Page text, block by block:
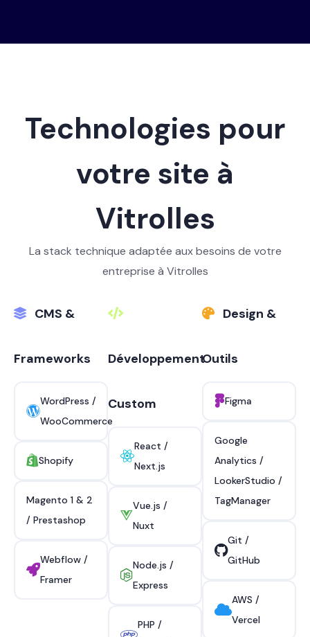
Technologies pour
votre site à
Vitrolles
La stack technique adaptée aux besoins de votre
entreprise à Vitrolles
CMS &
Frameworks
WordPress /
WooCommerce
Shopify
Magento 1 & 2
/ Prestashop
Webflow /
Framer
Développement
Custom
React /
Next.js
Vue.js /
Nuxt
Node.js /
Express
PHP /
Design &
Outils
Figma
Google
Analytics /
LookerStudio /
TagManager
Git /
GitHub
AWS /
Vercel